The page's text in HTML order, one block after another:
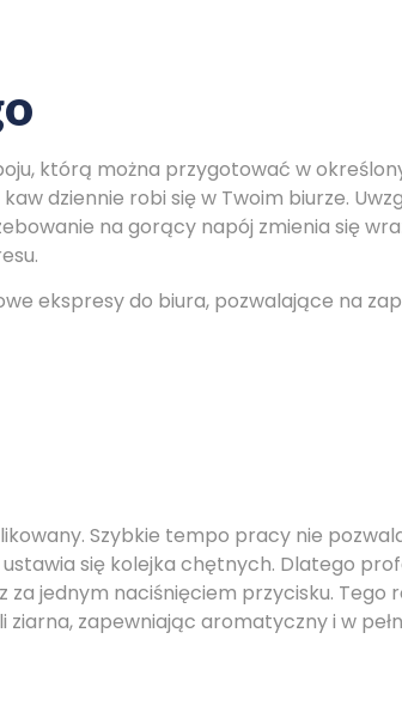
którą można przygotować w
dziennie robi się w Twoim biurze.
na gorący napój zmienia się
ekspresy do biura, pozwalające na
Szybkie tempo pracy nie
się kolejka chętnych. Dlatego
jednym naciśnięciem przycisku. Tego
zapewniając aromatyczny i w